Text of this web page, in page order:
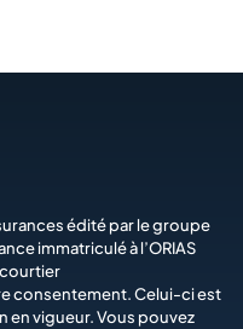
édité par le groupe
immatriculé à l’ORIAS
courtier
consentement. Celui-ci est
en vigueur. Vous pouvez